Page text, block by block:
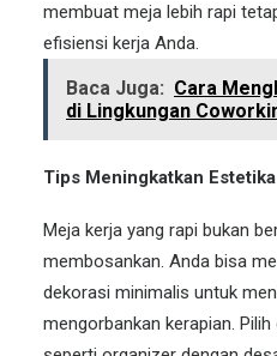
membuat meja lebih rapi
efisiensi kerja Anda.
Baca Juga: Cara
di Lingkungan
Tips Meningkatkan
Meja kerja yang rapi bukan
membosankan. Anda bisa
dekorasi minimalis untuk
mengorbankan kerapian.